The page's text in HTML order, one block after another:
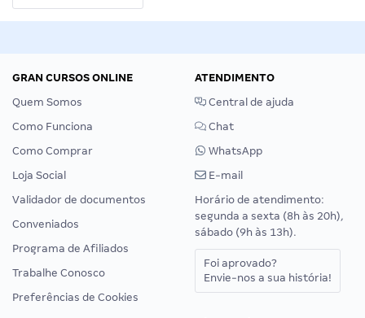
GRAN CURSOS ONLINE
Quem Somos
Como Funciona
Como Comprar
Loja Social
Validador de documentos
Conveniados
Programa de Afiliados
Trabalhe Conosco
Preferências de Cookies
ATENDIMENTO
Central de ajuda
Chat
WhatsApp
E-mail
Horário de atendimento:
segunda a sexta (8h às 20h),
sábado (9h às 13h).
Foi aprovado?
Envie-nos a sua história!